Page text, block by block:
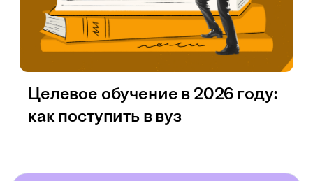
Целевое обучение в 2026 году:
как поступить в вуз